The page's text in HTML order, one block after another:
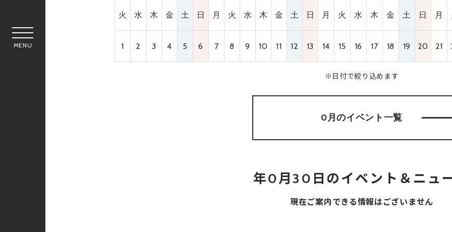
MENU
火 水 木 金 土 日 月 火 水 木 金 土 日 月 火 水 木 金 土 日 月
1 2 3 4 5 6 7 8 9 10 11 12 13 14 15 16 17 18 19 20 21
※日付で絞り込めます
0月のイベント一覧
年0月30日のイベント＆ニュ
現在ご案内できる情報はございません